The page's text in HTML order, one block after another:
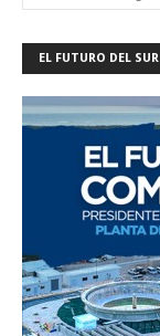
EL FUTURO DEL SUR